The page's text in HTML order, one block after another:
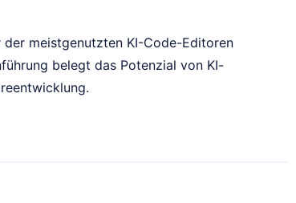
meistgenutzten KI-Code-Editoren
belegt das Potenzial von KI-